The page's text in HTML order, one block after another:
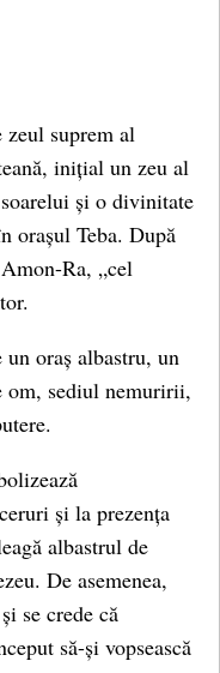
suprem al
inițial un zeu al
și o divinitate
orașul Teba. După
Ra, „cel
un oraș albastru, un
om, sediul nemuririi,
și la prezența
albastrul de
De asemenea,
se crede că
să-și vopsească